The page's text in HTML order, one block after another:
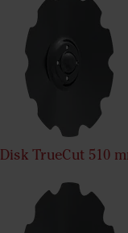
Disk TrueCut 510